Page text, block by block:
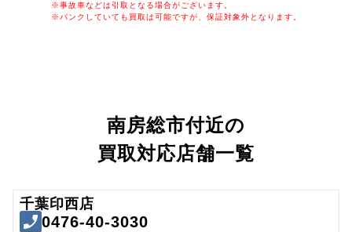
※事故車などは引取となる場合がございます。
※パンクしていても買取は可能ですが、保証対象外となります。
南房総市付近の
買取対応店舗一覧
千葉印西店
0476-40-3030